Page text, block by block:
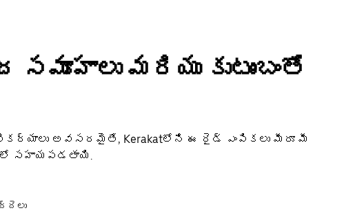
మరియు కుటుంబంతో
అవసరమైతే, Kerakatలోని ఈ రైడ్ ఎంపికలు మీరూ మీ
సహాయపడతాయి.